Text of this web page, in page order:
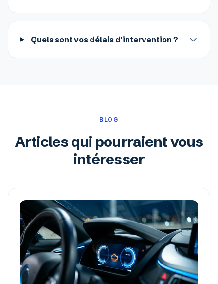
Quels sont vos délais d'intervention ?
BLOG
Articles qui pourraient vous
intéresser